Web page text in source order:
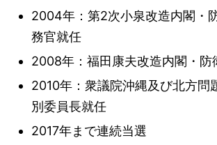
2004年：第2次小泉改造内閣・
務官就任
2008年：福田康夫改造内閣・防
2010年：衆議院沖縄及び北方問
別委員長就任
2017年まで連続当選